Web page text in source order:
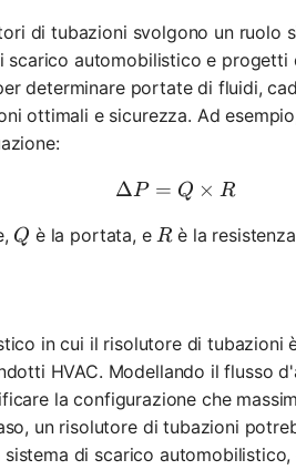
di tubazioni svolgono un ruolo
scarico automobilistico e
determinare portate di fluidi,
ottimali e sicurezza. Ad
\Delta P = Q
ΔP = Q × R
Q
Q è la portata, e R
Rè la
in cui il risolutore di tubazioni
HVAC. Modellando il flusso
la configurazione che
un risolutore di tubazioni
di scarico